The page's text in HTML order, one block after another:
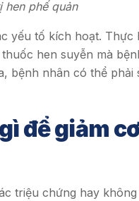
hen phế quản
yếu tố kích hoạt. Thực
hen suyễn mà
bệnh nhân có thể phải
để giảm
triệu chứng hay